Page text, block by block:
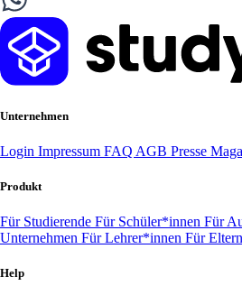
Unternehmen
Login Impressum FAQ AGB Presse
Produkt
Für Studierende Für Schüler*innen Für
Unternehmen Für Lehrer*innen Für Eltern
Help